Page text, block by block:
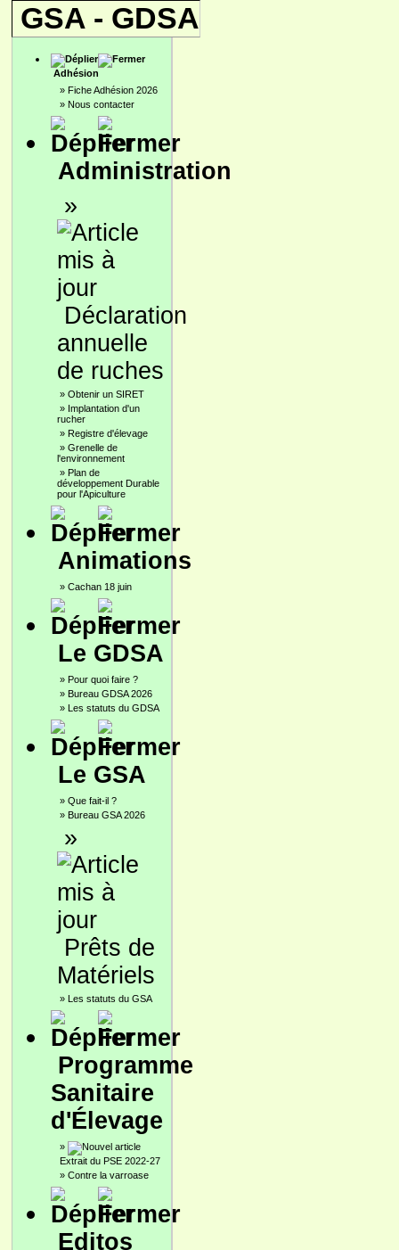
GSA - GDSA
Adhésion
» Fiche Adhésion 2026
» Nous contacter
Administration
»
Déclaration
annuelle
de ruches
» Obtenir un SIRET
» Implantation d'un
rucher
» Registre d'élevage
» Grenelle de
l'environnement
» Plan de
développement Durable
pour l'Apiculture
Animations
» Cachan 18 juin
Le GDSA
» Pour quoi faire ?
» Bureau GDSA 2026
» Les statuts du GDSA
Le GSA
» Que fait-il ?
» Bureau GSA 2026
»
Prêts de
Matériels
» Les statuts du GSA
Programme
Sanitaire
d'Élevage
»
Extrait du PSE 2022-27
» Contre la varroase
Editos